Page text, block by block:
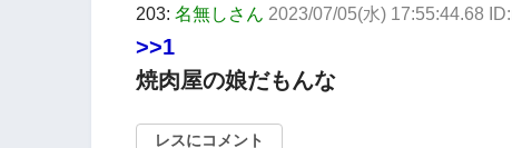
203: 名無しさん 2023/07/05(水) 17:55:44.68
>>1
焼肉屋の娘だもんな
レスにコメント